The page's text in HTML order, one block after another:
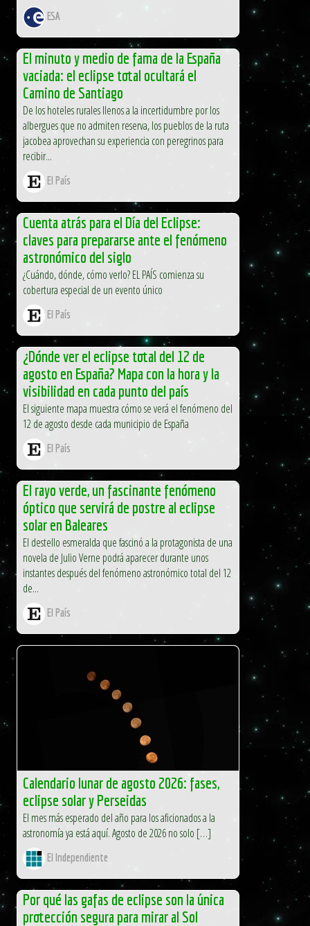
ESA
El minuto y medio de fama de la España
vaciada: el eclipse total ocultará el
Camino de Santiago
De los hoteles rurales llenos a la incertidumbre por los
albergues que no admiten reserva, los pueblos de la ruta
jacobea aprovechan su experiencia con peregrinos para
recibir...
El País
Cuenta atrás para el Día del Eclipse:
claves para prepararse ante el fenómeno
astronómico del siglo
¿Cuándo, dónde, cómo verlo? EL PAÍS comienza su
cobertura especial de un evento único
El País
¿Dónde ver el eclipse total del 12 de
agosto en España? Mapa con la hora y la
visibilidad en cada punto del país
El siguiente mapa muestra cómo se verá el fenómeno del
12 de agosto desde cada municipio de España
El País
El rayo verde, un fascinante fenómeno
óptico que servirá de postre al eclipse
solar en Baleares
El destello esmeralda que fascinó a la protagonista de una
novela de Julio Verne podrá aparecer durante unos
instantes después del fenómeno astronómico total del 12
de...
El País
Calendario lunar de agosto 2026: fases,
eclipse solar y Perseidas
El mes más esperado del año para los aficionados a la
astronomía ya está aquí. Agosto de 2026 no solo […]
El Independiente
Por qué las gafas de eclipse son la única
protección segura para mirar al Sol